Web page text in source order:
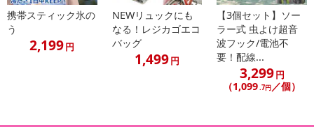
※d払い、PayPay、au PAY、au PAY（auかんたん決済）、ソフトバ
ンクまとめて支払い、楽天ペイ、メルペイ、AEON Pay、Amazon
Payでお支払いの場合、決済のため外部サイトへ遷移します。
※予約商品は決済手段ごとに定められた決済期限日にお支払いを完
了することがございます。ご了承いただいたうえでお申し込みくだ
携帯スティック氷の
う
2,199円
NEWリュックにも
なる！レジカゴエコ
バッグ
1,499円
【3個セット】ソー
ラー式 虫よけ超音
波フック/電池不
要！配線...
3,299円
（1,099 .7円 ／個）